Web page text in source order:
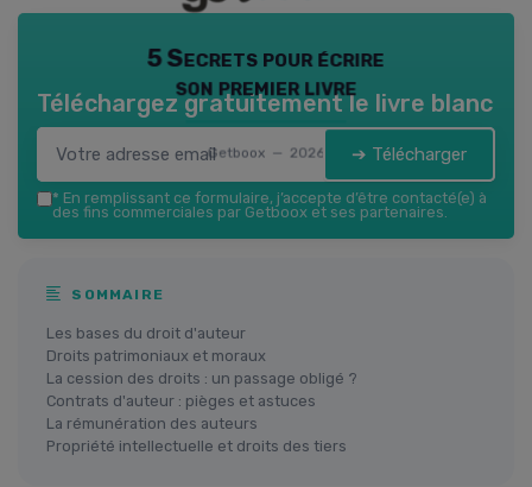
5 Secrets pour écrire
son premier livre
Getboox — 2026
Téléchargez gratuitement le livre blanc
➔ Télécharger
* En remplissant ce formulaire, j’accepte d’être contacté(e) à
des fins commerciales par Getboox et ses partenaires.
SOMMAIRE
Les bases du droit d'auteur
Droits patrimoniaux et moraux
La cession des droits : un passage obligé ?
Contrats d'auteur : pièges et astuces
La rémunération des auteurs
Propriété intellectuelle et droits des tiers